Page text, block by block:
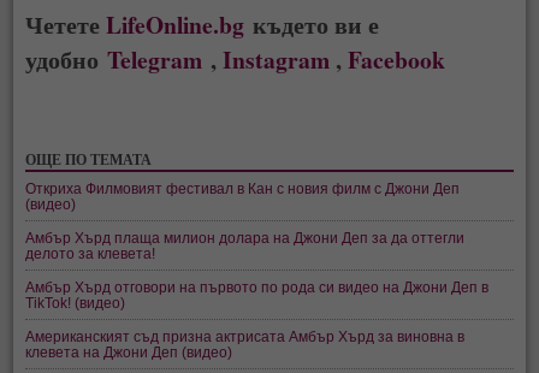
ЧететеLifeOnline.bg където ви е
удобноTelegram ,Instagram ,Facebook
ОЩЕ ПО ТЕМАТА
Откриха Филмовият фестивал в Кан с новия филм с Джони Деп
(видео)
Амбър Хърд плаща милион долара на Джони Деп за да оттегли
делото за клевета!
Амбър Хърд отговори на първото по рода си видео на Джони Деп в
TikTok! (видео)
Американският съд призна актрисата Амбър Хърд за виновна в
клевета на Джони Деп (видео)